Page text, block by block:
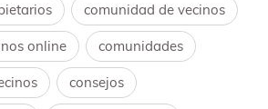
comunidad de vecinos
online comunidades
consejos